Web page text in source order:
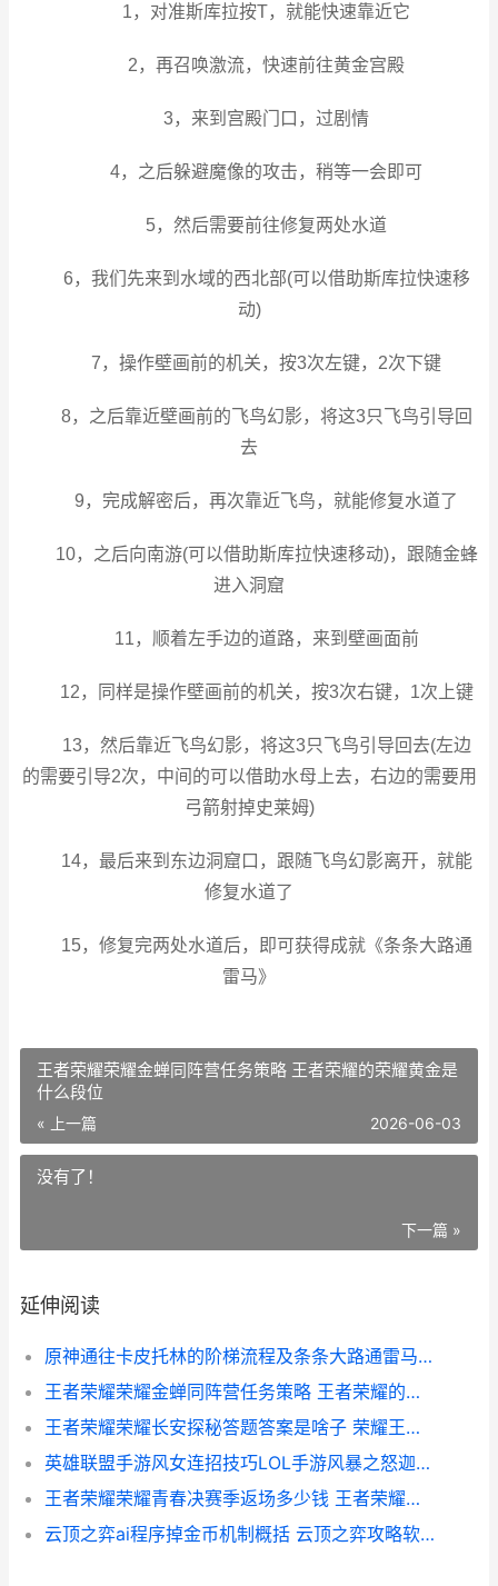
1，对准斯库拉按T，就能快速靠近它
2，再召唤激流，快速前往黄金宫殿
3，来到宫殿门口，过剧情
4，之后躲避魔像的攻击，稍等一会即可
5，然后需要前往修复两处水道
6，我们先来到水域的西北部(可以借助斯库拉快速移
动)
7，操作壁画前的机关，按3次左键，2次下键
8，之后靠近壁画前的飞鸟幻影，将这3只飞鸟引导回
去
9，完成解密后，再次靠近飞鸟，就能修复水道了
10，之后向南游(可以借助斯库拉快速移动)，跟随金蜂
进入洞窟
11，顺着左手边的道路，来到壁画面前
12，同样是操作壁画前的机关，按3次右键，1次上键
13，然后靠近飞鸟幻影，将这3只飞鸟引导回去(左边
的需要引导2次，中间的可以借助水母上去，右边的需要用
弓箭射掉史莱姆)
14，最后来到东边洞窟口，跟随飞鸟幻影离开，就能
修复水道了
15，修复完两处水道后，即可获得成就《条条大路通
雷马》
王者荣耀荣耀金蝉同阵营任务策略 王者荣耀的荣耀黄金是
什么段位
« 上一篇 2026-06-03
没有了！
下一篇 »
延伸阅读
原神通往卡皮托林的阶梯流程及条条大路通雷马成就获得方式 原神通往卡皮托林的阶梯攻略
王者荣耀荣耀金蝉同阵营任务策略 王者荣耀的荣耀黄金是什么段位
王者荣耀荣耀长安探秘答题答案是啥子 荣耀王者长歌图片
英雄联盟手游风女连招技巧LOL手游风暴之怒迦娜连招顺序教学
王者荣耀荣耀青春决赛季返场多少钱 王者荣耀荣耀青莲剑仙
云顶之弈ai程序掉金币机制概括 云顶之弈攻略软件或者小程序